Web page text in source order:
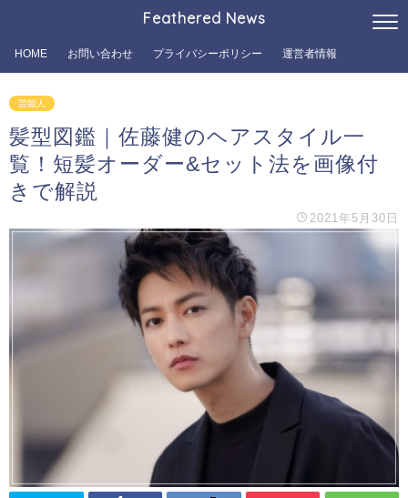
Feathered News
HOME お問い合わせ プライバシーポリシー 運営者情報
芸能人
髪型図鑑｜佐藤健のヘアスタイル一
覧！短髪オーダー&セット法を画像付
きで解説
2021年5月30日